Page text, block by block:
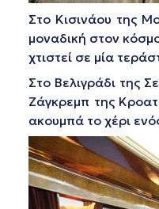
Στο Κισινάου της
μοναδική στον
χτιστεί σε μία
Στο Βελιγράδι της
Ζάγκρεμπ της
ακουμπά το χέρι